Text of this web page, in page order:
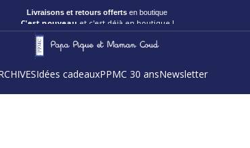
Livraisons et retours offerts en boutique
C'est nouveau et c'est déjà en boutique !
Idées cadeauxPPMC 30 ansNewsletter